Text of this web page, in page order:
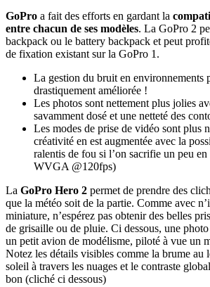
GoPro a fait des efforts en gardant la
entre chacun de ses modèles. La GoPro 2
backpack ou le battery backpack et peut
de fixation existant sur la GoPro 1.
La gestion du bruit en environnements
drastiquement améliorée !
Les photos sont nettement plus jolies
savamment dosé et une netteté des
Les modes de prise de vidéo sont plus
créativité en est augmentée avec la
ralentis de fou si l’on sacrifie un peu
WVGA @120fps)
La GoPro Hero 2 permet de prendre des
que la météo soit de la partie. Comme avec
miniature, n’espérez pas obtenir des belles
de grisaille ou de pluie. Ci dessous, une
un petit avion de modélisme, piloté à vue un
Notez les détails visibles comme la brume au
soleil à travers les nuages et le contraste
bon (cliché ci dessous)